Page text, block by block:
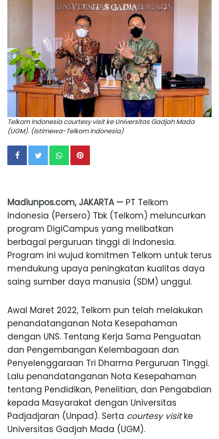
Telkom Indonesia courtesy visit ke Universitas Gadjah Mada
(UGM). (Istimewa-Telkom Indonesia)
Madiunpos.com, JAKARTA — PT Telkom
Indonesia (Persero) Tbk (Telkom) meluncurkan
program DigiCampus yang melibatkan
berbagai perguruan tinggi di Indonesia.
Program ini wujud komitmen Telkom untuk terus
mendukung upaya peningkatan kualitas daya
saing sumber daya manusia (SDM) unggul.
Awal Maret 2022, Telkom pun telah melakukan
penandatanganan Nota Kesepahaman
dengan UNS. Tentang Kerja Sama Penguatan
dan Pengembangan Kelembagaan dan
Penyelenggaraan Tri Dharma Perguruan Tinggi.
Lalu penandatanganan Nota Kesepahaman
tentang Pendidikan, Penelitian, dan Pengabdian
kepada Masyarakat dengan Universitas
Padjadjaran (Unpad). Serta courtesy visitke
Universitas Gadjah Mada (UGM).